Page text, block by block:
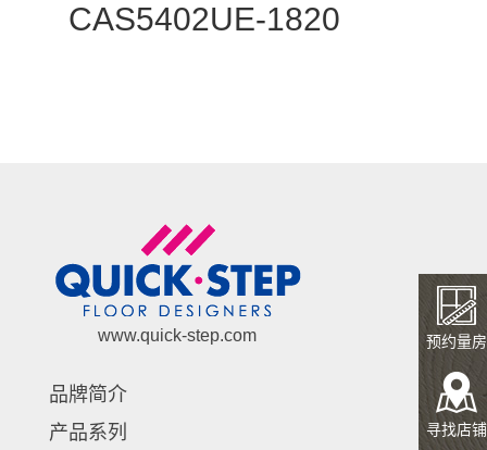
CAS5402UE-1820
www.quick-step.com
品牌简介
产品系列
预约量房
寻找店铺